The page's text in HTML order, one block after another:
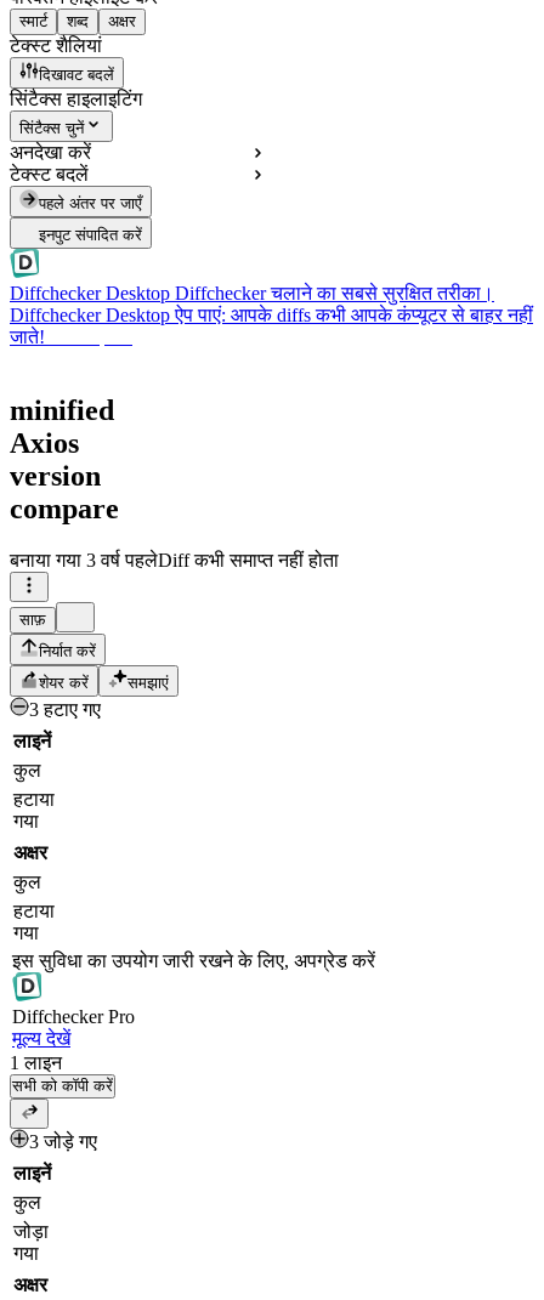
स्मार्ट शब्द अक्षर
टेक्स्ट शैलियां
दिखावट बदलें
सिंटैक्स हाइलाइटिंग
सिंटैक्स चुनें
अनदेखा करें
टेक्स्ट बदलें
पहले अंतर पर जाएँ
इनपुट संपादित करें
Diffchecker Desktop Diffchecker चलाने का सबसे सुरक्षित तरीका।
Diffchecker Desktop ऐप पाएं: आपके diffs कभी आपके कंप्यूटर से बाहर नहीं
जाते!
minified
Axios
version
compare
बनाया गया 3 वर्ष पहलेDiff कभी समाप्त नहीं होता
साफ़
निर्यात करें
शेयर करें
समझाएं
3 हटाए गए
लाइनें
कुल
हटाया
गया
अक्षर
कुल
हटाया
गया
इस सुविधा का उपयोग जारी रखने के लिए, अपग्रेड करें
DiffcheckerPro
मूल्य देखें
1 लाइन
सभी को कॉपी करें
3 जोड़े गए
लाइनें
कुल
जोड़ा
गया
अक्षर